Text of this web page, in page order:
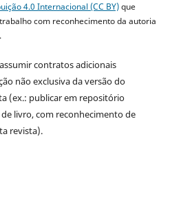
4.0 Internacional (CC BY)que
com reconhecimento da autoria
contratos adicionais
não exclusiva da versão do
(ex.: publicar em repositório
livro, com reconhecimento de
revista).